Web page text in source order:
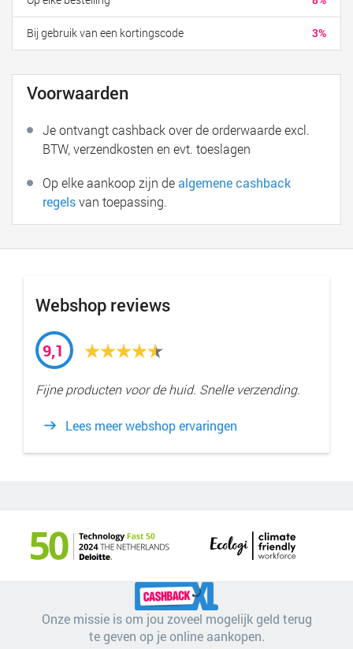
3%
Bij gebruik van een kortingscode
Voorwaarden
Je ontvangt cashback over de orderwaarde excl.
BTW, verzendkosten en evt. toeslagen
Op elke aankoop zijn dealgemene cashback
regelsvan toepassing.
Webshop reviews
9,1
Fijne producten voor de huid. Snelle verzending.
Lees meer webshop ervaringen
Onze missie is om jou zoveel mogelijk geld terug
te geven op je online aankopen.